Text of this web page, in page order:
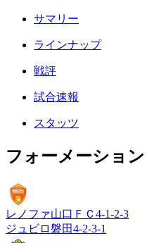
サマリー
ラインナップ
戦評
試合速報
スタッツ
フォーメーション
レノファ山口ＦＣ 4-1-2-3
ジュビロ磐田4-2-3-1